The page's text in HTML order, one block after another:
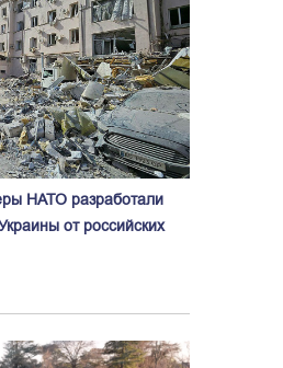
НАТО разработали
от российских